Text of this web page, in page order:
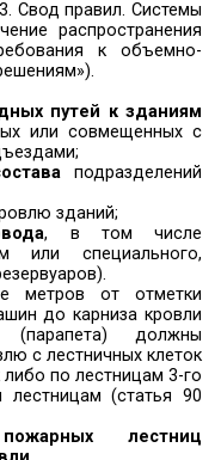
и
не
пожарных
и льда в
техники
Направление
водоемам,
четко
(пункт 55
сетей и
ЖКХ.
(в любое
к